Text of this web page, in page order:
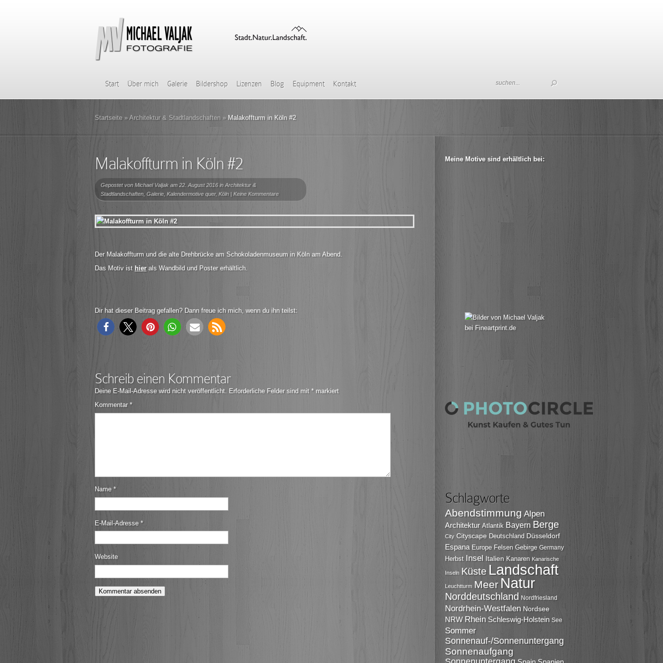
Start Über mich Galerie Bildershop Lizenzen Blog Equipment Kontakt
Startseite » Architektur & Stadtlandschaften » Malakoffturm in Köln #2
Malakoffturm in Köln #2
Gepostet von Michael Valjak am 22. August 2016 in Architektur &
Stadtlandschaften Galerie Kalendermotive quer, Köln | Keine Kommentare
Der Malakoffturm und die alte Drehbrücke am Schokoladenmuseum in Köln am Abend.
Das Motiv ist hierals Wandbild und Poster erhältlich.
Dir hat dieser Beitrag gefallen? Dann freue ich mich, wenn du ihn teilst:
Schreib einen Kommentar
Deine E-Mail-Adresse wird nicht veröffentlicht. Erforderliche Felder sind mit * markiert
Kommentar *
Name *
E-Mail-Adresse *
Website
Meine Motive sind erhältlich bei:
Schlagworte
Abendstimmung Alpen
Architektur Atlantik Bayern Berge
City Cityscape Deutschland Düsseldorf
Espana Europe Felsen Gebirge Germany
Herbst Insel Italien Kanaren Kanarische
Inseln Küste Landschaft
Leuchtturm Meer Natur
Norddeutschland Nordfriesland
Nordrhein-Westfalen Nordsee
NRW Rhein Schleswig-Holstein See
Sommer
Sonnenauf-/Sonnenuntergang
Sonnenaufgang